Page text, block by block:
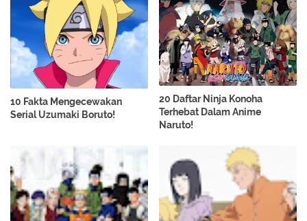
10 Fakta Mengecewakan
Serial Uzumaki Boruto!
20 Daftar Ninja Konoha
Terhebat Dalam Anime
Naruto!